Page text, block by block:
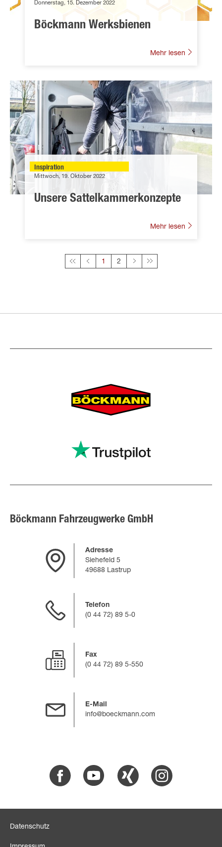
Donnerstag, 15. Dezember 2022
Böckmann Werksbienen
Mehr lesen
Inspiration
Mittwoch, 19. Oktober 2022
Unsere Sattelkammerkonzepte
Mehr lesen
Diese Seite
1 2
Böckmann Fahrzeugwerke GmbH
Adresse
Siehefeld 5
49688 Lastrup
Telefon
(0 44 72) 89 5-0
Fax
(0 44 72) 89 5-550
E-Mail
info@boeckmann.com
Facebook Youtube Xing Instagram
Datenschutz